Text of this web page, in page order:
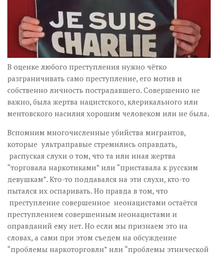
В оценке любого преступления нужно чётко
разграничивать само преступление, его мотив и
собственно личность пострадавшего. Совершенно не
важно, была жертва нацистского, клерикального или
ментовского насилия хорошим человеком или не была.
Вспомним многочисленные убийства мигрантов,
которые ультраправые стремились оправдать,
распуская слухи о том, что та или иная жертва
“торговала наркотиками” или “приставала к русским
девушкам”. Кто-то поддавался на эти слухи, кто-то
пытался их оспаривать. Но правда в том, что
преступление совершенное неонацистами остаётся
преступлением совершенным неонацистами и
оправданий ему нет. Но если мы признаем это на
словах, а сами при этом съедем на обсуждение
“проблемы наркоторговли” или “проблемы этнической